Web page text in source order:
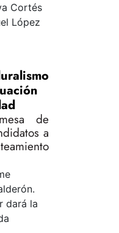
Cortés
López
de
a
dará la